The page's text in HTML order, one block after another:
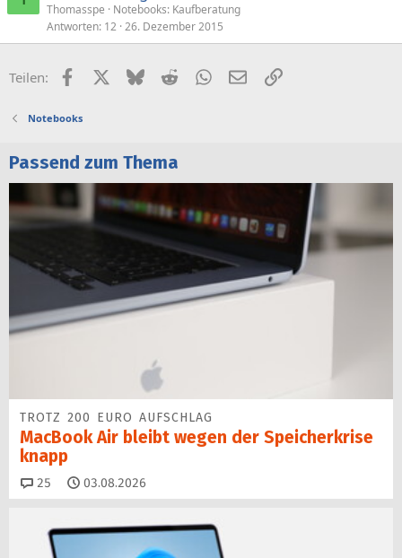
Thomasspe
Notebooks: Kaufberatung
Antworten 12 26. Dezember 2015
Teilen: FacebookX (Twitter)
BlueskyRedditWhatsApp
E-MailLink
Notebooks
Passend zum Thema
TROTZ 200 EURO AUFSCHLAG
MacBook Air bleibt wegen der Speicherkrise
knapp
25 Kommentare
03.08.2026